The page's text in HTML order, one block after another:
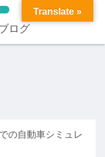
ログ
の自動車シミュレ
Translate »